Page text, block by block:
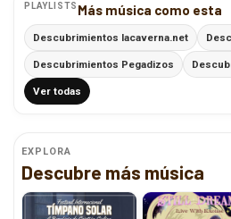
PLAYLISTS Más música como esta
Descubrimientos lacaverna.net
Descubrimientos Pegadizos
Ver todas
EXPLORA
Descubre más música